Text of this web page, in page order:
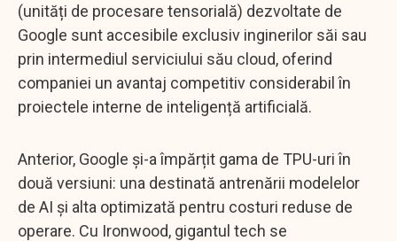
(unități de procesare tensorială) dezvoltate de
Google sunt accesibile exclusiv inginerilor săi sau
prin intermediul serviciului său cloud, oferind
companiei un avantaj competitiv considerabil în
proiectele interne de inteligență artificială.
Anterior, Google și-a împărțit gama de TPU-uri în
două versiuni: una destinată antrenării modelelor
de AI și alta optimizată pentru costuri reduse de
operare. Cu Ironwood, gigantul tech se